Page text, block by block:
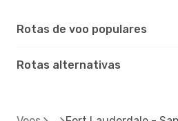
Rotas de voo populares
Rotas alternativas